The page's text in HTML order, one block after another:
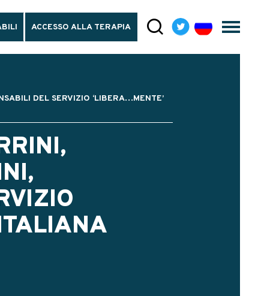
ACCESSO ALLA TERAPIA
DEL SERVIZIO ‘LIBERA…MENTE’